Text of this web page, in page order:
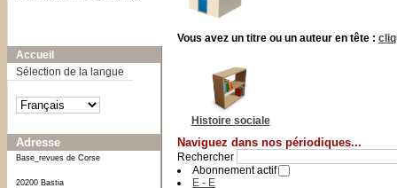
Vous avez un titre ou un auteur en tête :
Histoire sociale
Naviguez dans nos périodiques...
Rechercher
Abonnement actif
E - E
Accueil
Sélection de la langue
Adresse
Base_revues de Corse
20200 Bastia